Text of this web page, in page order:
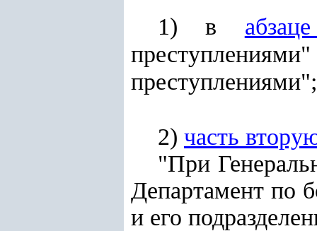
1) в
преступлениями";
2) часть
"При
Департамент по
и его